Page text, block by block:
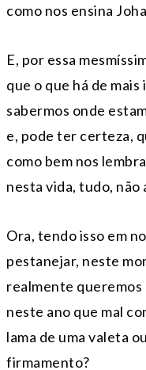
como nos ensina
E, por essa
que o que há de
sabermos onde
e, pode ter certeza,
como bem nos
nesta vida, tudo, não
Ora, tendo isso em
pestanejar, neste
realmente queremos
neste ano que mal
lama de uma valeta
firmamento?